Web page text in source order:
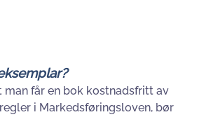
man får en bok kostnadsfritt av
i Markedsføringsloven, bør